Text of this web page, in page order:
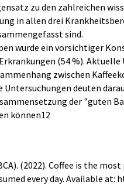
zu den zahlreichen
in allen drei
sind.
wurde ein vorsichtiger
(54 %).
zwischen
Untersuchungen deuten
der "guten
können12
(2022). Coffee is the
every day. Available